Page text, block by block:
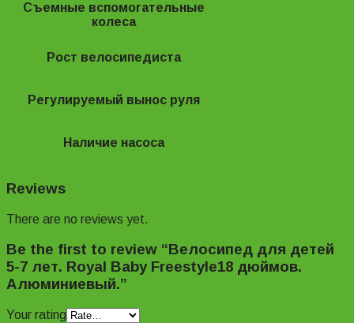
Съемные вспомогательные
колеса
Рост велосипедиста
Регулируемый вынос руля
Наличие насоса
Reviews
There are no reviews yet.
Be the first to review “Велосипед для детей
5-7 лет. Royal Baby Freestyle18 дюймов.
Алюминиевый.”
Your rating